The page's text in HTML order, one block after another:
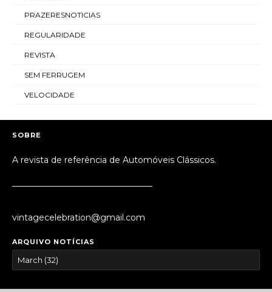
PRAZERESNOTICIAS
REGULARIDADE
REVISTA
SEM FERRUGEM
VELOCIDADE
SOBRE
A revista de referência de Automóveis Clássicos.
vintagecelebration@gmail.com
ARQUIVO NOTÍCIAS